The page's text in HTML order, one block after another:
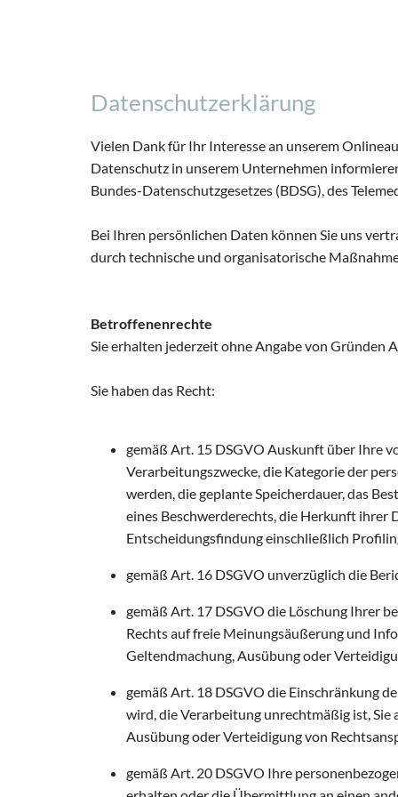
Datenschutzerklärung
Vielen Dank für Ihr Interesse an unserem
Datenschutz in unserem Unternehmen
Bundes-Datenschutzgesetzes (BDSG), des
Bei Ihren persönlichen Daten können Sie uns
durch technische und organisatorische
Betroffenenrechte
Sie erhalten jederzeit ohne Angabe von Gründen
Sie haben das Recht:
gemäß Art. 15 DSGVO Auskunft über Ihre
Verarbeitungszwecke, die Kategorie der
werden, die geplante Speicherdauer, das
eines Beschwerderechts, die Herkunft ihrer
Entscheidungsfindung einschließlich
gemäß Art. 16 DSGVO unverzüglich die
gemäß Art. 17 DSGVO die Löschung Ihrer
Rechts auf freie Meinungsäußerung und
Geltendmachung, Ausübung oder
gemäß Art. 18 DSGVO die Einschränkung
wird, die Verarbeitung unrechtmäßig ist, Sie
Ausübung oder Verteidigung von
gemäß Art. 20 DSGVO Ihre